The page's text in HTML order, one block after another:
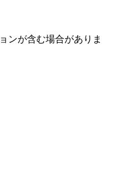
ンが含む場合がありま